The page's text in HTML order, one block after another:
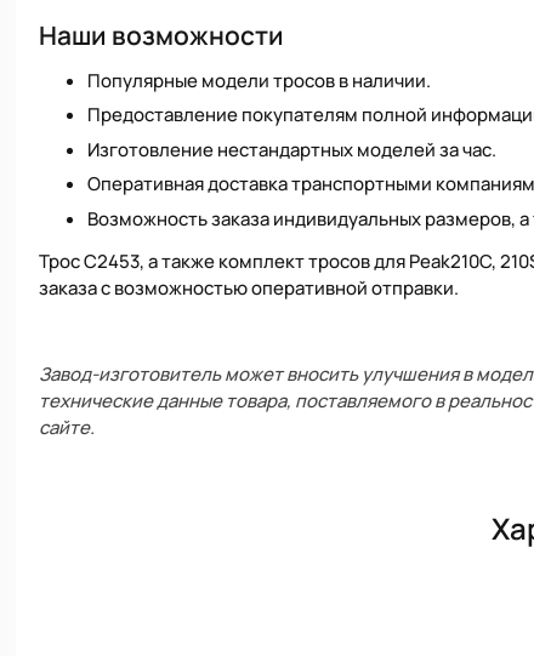
Наши возможности
Популярные модели тросов в наличии.
Предоставление покупателям полной
Изготовление нестандартных моделей за час.
Оперативная доставка транспортными
Возможность заказа индивидуальных размеров,
Трос C2453, а также комплект тросов для Peak210C,
заказа с возможностью оперативной отправки.
Завод-изготовитель может вносить улучшения в
технические данные товара, поставляемого в
сайте.